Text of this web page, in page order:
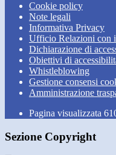
Cookie policy
Note legali
Informativa Privacy
Ufficio Relazioni con
Dichiarazione di
Obiettivi di
Whistleblowing
Gestione consensi
Amministrazione
Pagina visualizzata
Sezione Copyright